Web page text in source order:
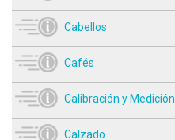
Cabellos
Cafés
Calibración y Medición
Calzado